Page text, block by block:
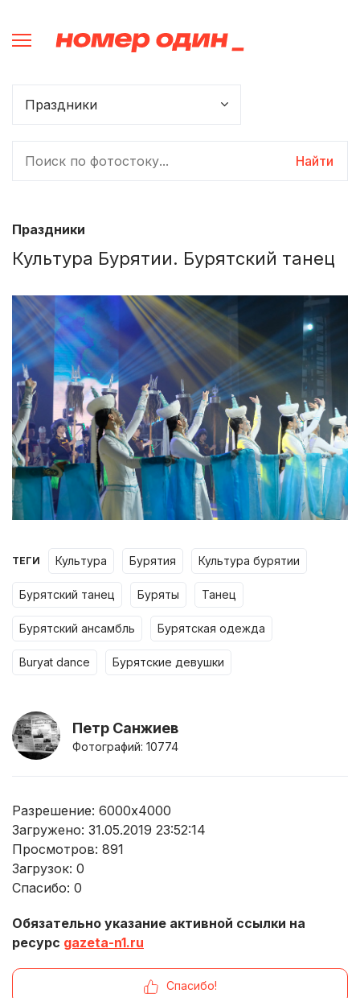
Найти
Праздники
Культура Бурятии. Бурятский танец
ТЕГИ культура бурятия культура бурятии
бурятский танец буряты танец
бурятский ансамбль бурятская одежда
buryat dance бурятские девушки
Петр Санжиев
Фотографий: 10774
Разрешение: 6000x4000
Загружено: 31.05.2019 23:52:14
Просмотров: 891
Загрузок: 0
Спасибо: 0
Обязательно указание активной ссылки на
ресурс gazeta-n1.ru
Спасибо!